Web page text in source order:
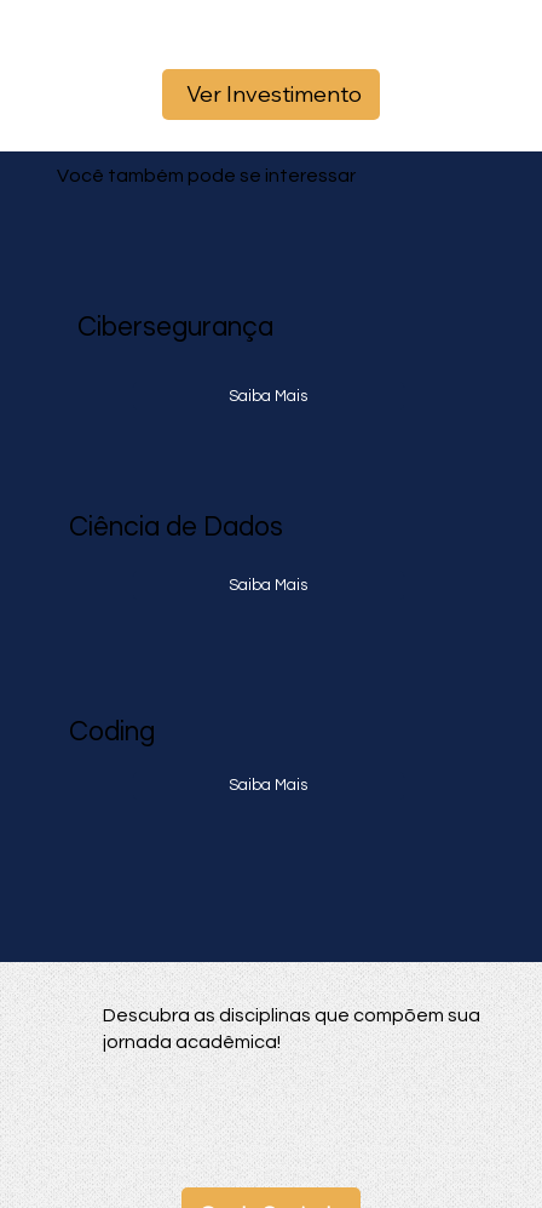
Ver Investimento
Você também pode se interessar
Cibersegurança
Saiba Mais
Ciência de Dados
Saiba Mais
Coding
Saiba Mais
Descubra as disciplinas que compõem sua
jornada acadêmica!